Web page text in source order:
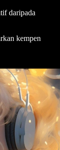
daripada
kempen